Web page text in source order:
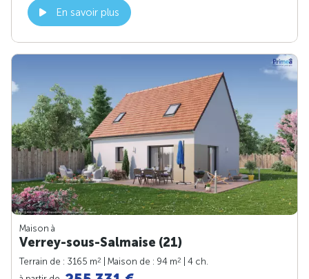
En savoir plus
Maison à
Verrey-sous-Salmaise (21)
Terrain de : 3165 m2 | Maison de : 94 m2
| 4 ch.